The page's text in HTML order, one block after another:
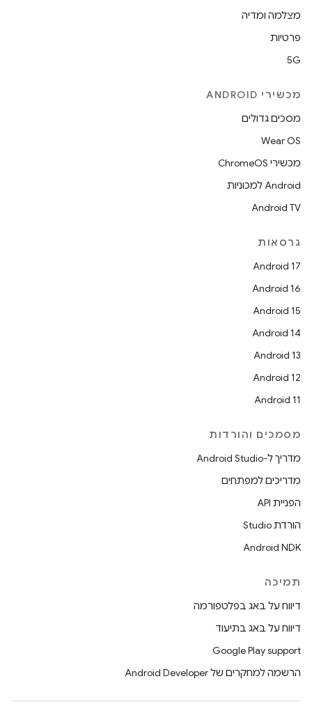
מצלמה ומדיה
פרטיות
5G
מכשירי ANDROID
מסכים גדולים
Wear OS
מכשירי ChromeOS
Android למכוניות
Android TV
גרסאות
Android 17
Android 16
Android 15
Android 14
Android 13
Android 12
Android 11
מסמכים והורדות
מדריך ל-Android Studio
מדריכים למפתחים
הפניית API
הורדת Studio
Android NDK
תמיכה
דיווח על באג בפלטפורמה
דיווח על באג בתיעוד
Google Play support
הרשמה למחקרים של Android Developer